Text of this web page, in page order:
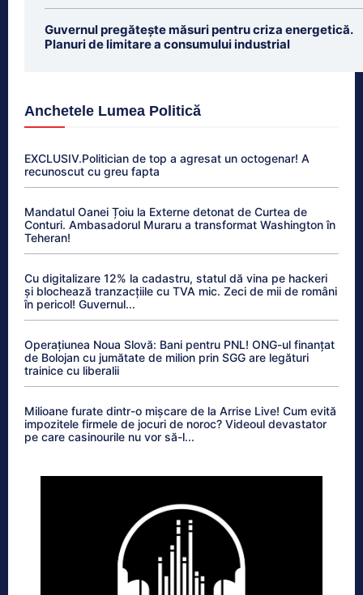
Guvernul pregătește măsuri pentru criza energetică.
Planuri de limitare a consumului industrial
Anchetele Lumea Politică
EXCLUSIV.Politician de top a agresat un octogenar! A
recunoscut cu greu fapta
Mandatul Oanei Țoiu la Externe detonat de Curtea de
Conturi. Ambasadorul Muraru a transformat Washington în
Teheran!
Cu digitalizare 12% la cadastru, statul dă vina pe hackeri
și blochează tranzacțiile cu TVA mic. Zeci de mii de români
în pericol! Guvernul...
Operațiunea Noua Slovă: Bani pentru PNL! ONG-ul finanțat
de Bolojan cu jumătate de milion prin SGG are legături
trainice cu liberalii
Milioane furate dintr-o mișcare de la Arrise Live! Cum evită
impozitele firmele de jocuri de noroc? Videoul devastator
pe care casinourile nu vor să-l...